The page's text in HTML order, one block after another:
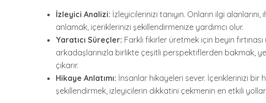
İzleyici Analizi: İzleyicilerinizi tanıyın. Onların ilgi
anlamak, içeriklerinizi şekillendirmenize yardımcı olur.
Yaratıcı Süreçler: Farklı fikirler üretmek için beyin fırtınası
arkadaşlarınızla birlikte çeşitli perspektiflerden bakmak,
çıkarır.
Hikaye Anlatımı: İnsanlar hikayeleri sever. İçeriklerinizi bir
şekillendirmek, izleyicilerin dikkatini çekmenin en etkili